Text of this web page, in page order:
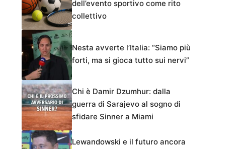
dell’evento sportivo come rito
collettivo
Nesta avverte l’Italia: “Siamo più
forti, ma si gioca tutto sui nervi”
Chi è Damir Dzumhur: dalla
guerra di Sarajevo al sogno di
sfidare Sinner a Miami
Lewandowski e il futuro ancora